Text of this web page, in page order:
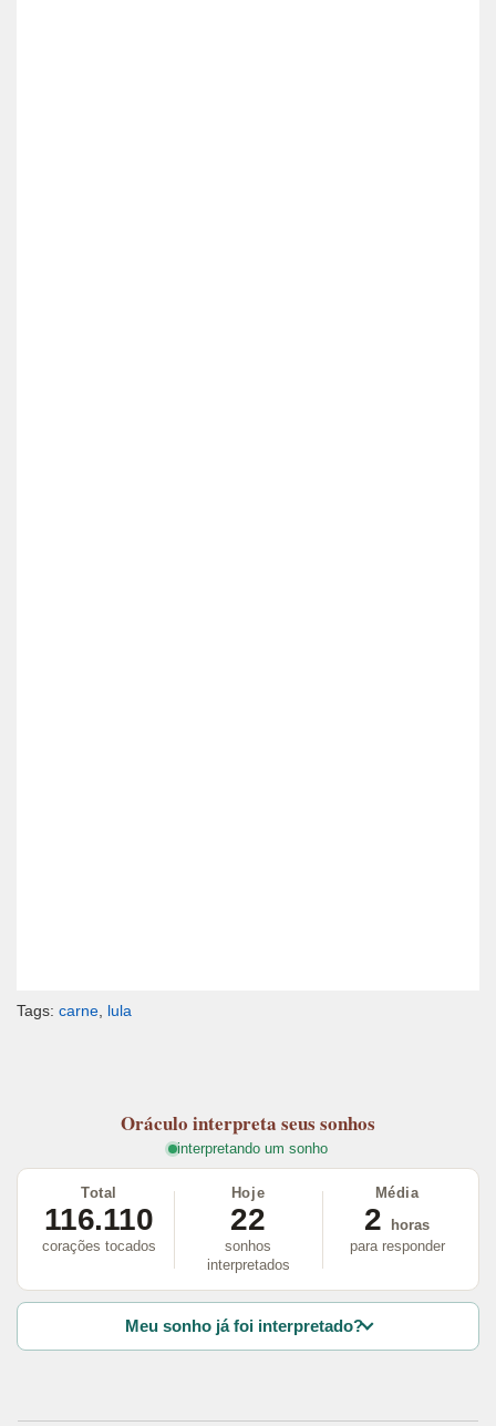
Tags: carne lula
Oráculo interpreta seus sonhos
interpretando um sonho
Total
116.110
corações tocados
Hoje
22
sonhos
interpretados
Média
2
horas
para responder
Meu sonho já foi interpretado?